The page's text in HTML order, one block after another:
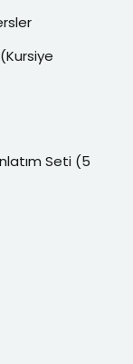
Seti (5